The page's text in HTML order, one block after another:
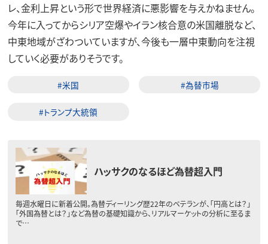
レ、金利上昇という形で世界経済に悪影響を与えかねません。
今年に入ってからシリア空爆やイラン核合意の米国離脱など、
中東地域がざわついていますが、今後も一層中東動向を注視
していく必要がありそうです。
#米国 #為替市場
#トランプ大統領
ハッサクのなるほど為替超入門
毎週水曜日に新着公開。為替ディーリング歴22年のベテランが、「円高とは？」
「外国為替とは？」など為替の基礎知識から、リアルマーケットの分析に至るま
で…